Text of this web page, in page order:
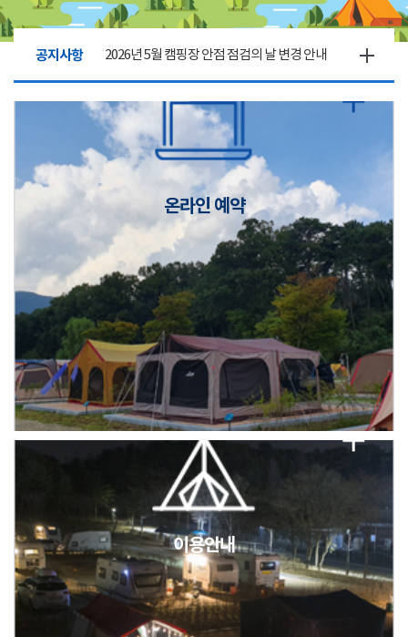
공지사항 2026년 5월 캠핑장 안점 점검의 날 변경 안내
캠핑장(9월1일~6일) 미운영 공지
2026년 5월 캠핑장 안점 점검의 날 변경 안내
캠핑장(9월1일~6일) 미운영 공지
2026년 5월 캠핑장 안점 점검의 날 변경 안내
캠핑장(9월1일~6일) 미운영 공지
2026년 5월 캠핑장 안점 점검의 날 변경 안내
캠핑장(9월1일~6일) 미운영 공지
온라인 예약
이용안내